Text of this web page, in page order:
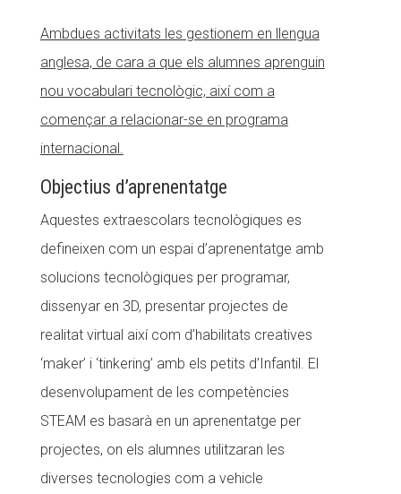
Ambdues activitats les gestionem en llengua
anglesa, de cara a que els alumnes aprenguin
nou vocabulari tecnològic, així com a
començar a relacionar-se en programa
internacional.
Objectius d’aprenentatge
Aquestes extraescolars tecnològiques es
defineixen com un espai d’aprenentatge amb
solucions tecnològiques per programar,
dissenyar en 3D, presentar projectes de
realitat virtual així com d’habilitats creatives
‘maker’ i ‘tinkering’ amb els petits d’Infantil. El
desenvolupament de les competències
STEAM es basarà en un aprenentatge per
projectes, on els alumnes utilitzaran les
diverses tecnologies com a vehicle
Butlletins
Diari de la Fundació
Fundesplai als mitjans
Xarxes socials
COL·LABORA
Fes voluntariat
Fes un donatiu
Treballa amb nosaltres